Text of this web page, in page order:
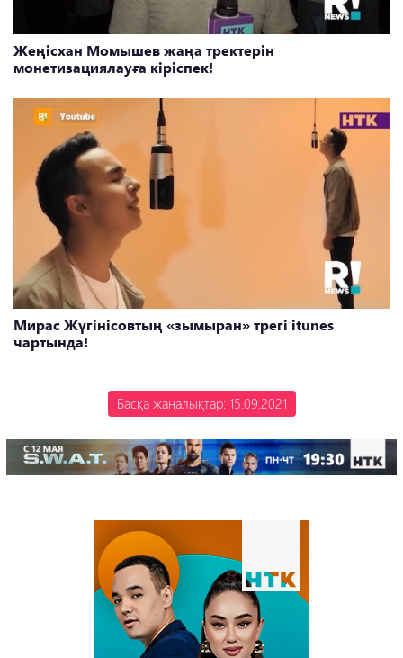
Жеңісхан Момышев жаңа тректерін
монетизациялауға кіріспек!
Мирас Жүгінісовтың «зымыран» трегі itunes
чартында!
Басқа жаңалықтар: 15.09.2021